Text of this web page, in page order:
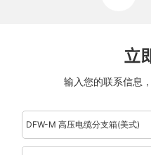
立
输入您的联系信息
DFW-M 高压电缆分支箱(美式)